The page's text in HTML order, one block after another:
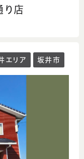
店
エリア 坂井市